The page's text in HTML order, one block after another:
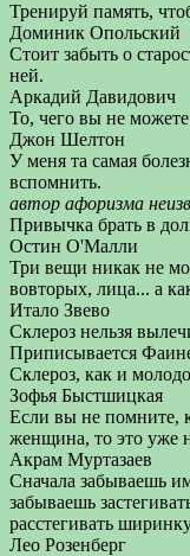
Тренируй память,
Доминик Опольский
Стоит забыть о
ней.
Аркадий Давидович
То, чего вы не
Джон Шелтон
У меня та самая
вспомнить.
автор афоризма
Привычка брать в
Остин О'Малли
Три вещи никак не
вовторых, лица... а
Итало Звево
Склероз нельзя
Приписывается
Склероз, как и
Зофья Быстшицкая
Если вы не помните,
женщина, то это уже
Акрам Муртазаев
Сначала забываешь
забываешь
расстегивать
Лео Розенберг